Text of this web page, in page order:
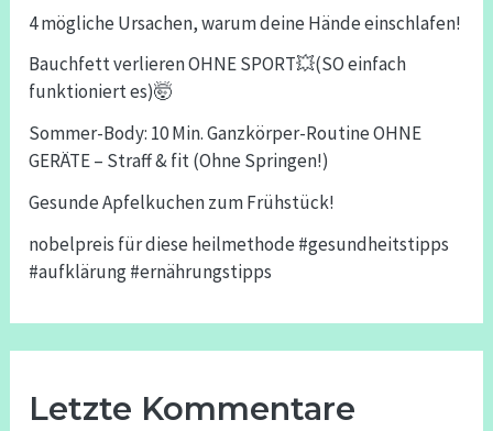
4 mögliche Ursachen, warum deine Hände einschlafen!
Bauchfett verlieren OHNE SPORT💥(SO einfach
funktioniert es)🤯
Sommer-Body: 10 Min. Ganzkörper-Routine OHNE
GERÄTE – Straff & fit (Ohne Springen!)
Gesunde Apfelkuchen zum Frühstück!
nobelpreis für diese heilmethode #gesundheitstipps
#aufklärung #ernährungstipps
Letzte Kommentare